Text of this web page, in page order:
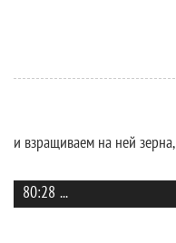
и взращиваем на ней зерна,
80:28 ...